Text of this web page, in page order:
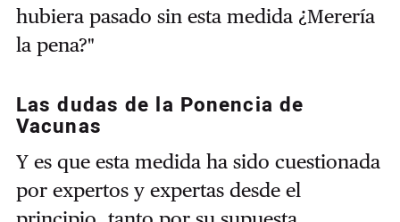
hubiera pasado sin esta medida ¿Merería
la pena?"
Las dudas de la Ponencia de
Vacunas
Y es que esta medida ha sido cuestionada
por expertos y expertas desde el